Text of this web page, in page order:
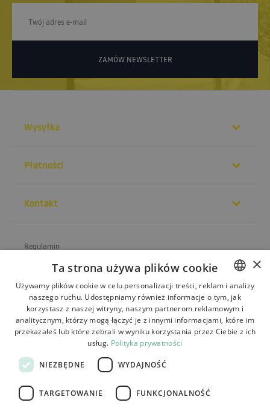
ZAMÓW NEWSLETTER
Wysyłka
Płatności
Kontakt
Regulamin
Wysyłka
Zwroty i reklamacje
Kontakt
POLISH
BULGARIAN
×
Ta strona używa plików cookie
Używamy plików cookie w celu personalizacji treści, reklam i analizy
naszego ruchu. Udostępniamy również informacje o tym, jak
korzystasz z naszej witryny, naszym partnerom reklamowym i
analitycznym, którzy mogą łączyć je z innymi informacjami, które im
przekazałeś lub które zebrali w wyniku korzystania przez Ciebie z ich
usług. Polityka prywatności
NIEZBĘDNE WYDAJNOŚĆ
TARGETOWANIE FUNKCJONALNOŚĆ